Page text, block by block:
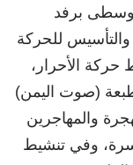
برفد
والتأسيس للحركة
حركة الأحرار،
(صوت اليمن)
والمهاجرين
وفي تنشيط